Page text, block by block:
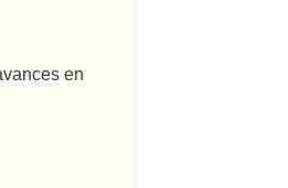
en